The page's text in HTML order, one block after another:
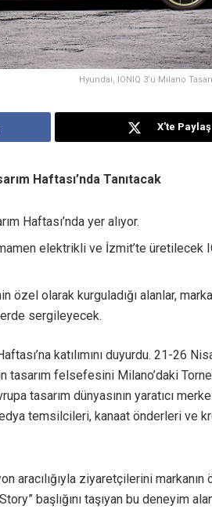
Hyundai, IONIQ 3’ü Milano
X'te Paylaş
Haftası’nda Tanıtacak
Haftası’nda yer alıyor.
elektrikli ve İzmit’te üretilecek
özel olarak kurguladığı alanlar,
sergileyecek.
katılımını duyurdu. 21-26
tasarım felsefesini Milano’daki
tasarım dünyasının yaratıcı
temsilcileri, kanaat önderleri ve
aracılığıyla ziyaretçilerini markanın
başlığını taşıyan bu deneyim